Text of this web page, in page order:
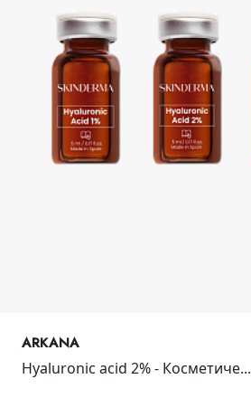
ARKANA
Hyaluronic acid 2% - Косметиче...